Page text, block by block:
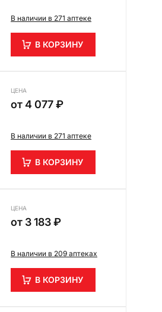
В наличии в 271 аптеке
В КОРЗИНУ
ЦЕНА
от4 077 ₽
В наличии в 271 аптеке
В КОРЗИНУ
ЦЕНА
от 3 183 ₽
В наличии в 209 аптеках
В КОРЗИНУ